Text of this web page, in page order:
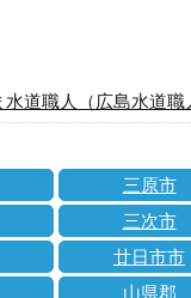
道職人（広島水道職
三原市
三次市
廿日市市
山県郡